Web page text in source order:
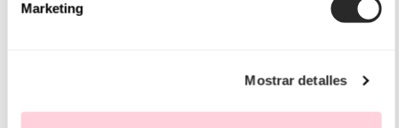
Marketing
Mostrar detalles